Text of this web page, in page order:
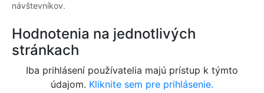
návštevníkov.
Hodnotenia na jednotlivých
stránkach
Iba prihlásení používatelia majú prístup k týmto
údajom. Kliknite sem pre prihlásenie.